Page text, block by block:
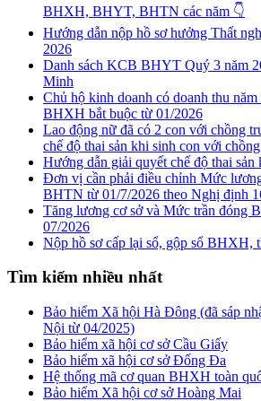
BHXH, BHYT, BHTN các năm 👇
Hướng dẫn nộp hồ sơ hưởng Thất
2026
Danh sách KCB BHYT Quý 3 năm
Minh
Chủ hộ kinh doanh có doanh thu
BHXH bắt buộc từ 01/2026
Lao động nữ đã có 2 con với chồng
chế độ thai sản khi sinh con với
Hướng dẫn giải quyết chế độ thai sản
Đơn vị cần phải điều chỉnh Mức
BHTN từ 01/7/2026 theo Nghị định
Tăng lương cơ sở và Mức trần đóng
07/2026
Nộp hồ sơ cấp lại sổ, gộp sổ BHXH,
Tìm kiếm nhiều nhất
Bảo hiểm Xã hội Hà Đông (đã sáp
Nội từ 04/2025)
Bảo hiểm xã hội cơ sở Cầu Giấy
Bảo hiểm xã hội cơ sở Đống Đa
Hệ thống mã cơ quan BHXH toàn
Bảo hiểm Xã hội cơ sở Hoàng Mai